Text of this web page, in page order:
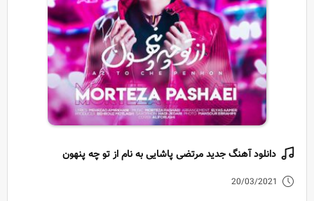
دانلود آهنگ جدید مرتضی پاشایی به نام از تو چه پنهون
20/03/2021